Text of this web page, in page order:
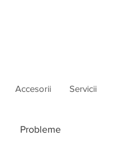
Accesorii Servicii
Probleme